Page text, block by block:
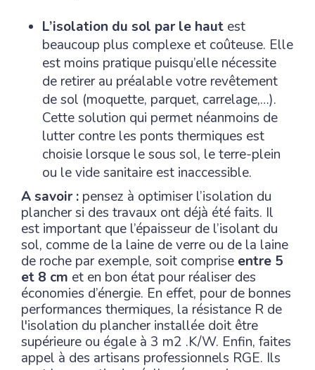
L’isolation du sol par le haut est
beaucoup plus complexe et coûteuse. Elle
est moins pratique puisqu’elle nécessite
de retirer au préalable votre revêtement
de sol (moquette, parquet, carrelage,…).
Cette solution qui permet néanmoins de
lutter contre les ponts thermiques est
choisie lorsque le sous sol, le terre-plein
ou le vide sanitaire est inaccessible.
A savoir : pensez à optimiser l’isolation du
plancher si des travaux ont déjà été faits. Il
est important que l’épaisseur de l’isolant du
sol, comme de la laine de verre ou de la laine
de roche par exemple, soit comprise entre 5
et 8 cm et en bon état pour réaliser des
économies d’énergie. En effet, pour de bonnes
performances thermiques, la résistance R de
l'isolation du plancher installée doit être
supérieure ou égale à 3 m2 .K/W. Enfin, faites
appel à des artisans professionnels RGE. Ils